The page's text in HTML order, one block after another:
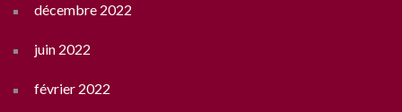
décembre 2022
juin 2022
février 2022